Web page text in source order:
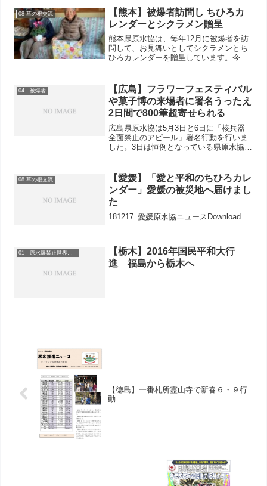
われました。この展示会は、医師で原水
爆禁止世界大会に何度も...
08 草の根交流
【熊本】被爆者訪問し ちひろカ
レンダーとシクラメン贈呈
熊本県原水協は、毎年12月に被爆者を訪
問して、お見舞いとしてシクラメンとち
ひろカレンダーを贈呈しています。今年
ちひろカレンダーとシクラメンを届けま
した。天草市の...
04 被爆者
【広島】フラワーフェスティバル
や菓子博の来場者に署名うったえ
2日間で800筆超寄せられる
広島県原水協は5月3日と6日に「核兵器
全面禁止のアピール」署名行動を行いま
した。3日は恒例となっている県原水協・
せられました。2013ひろしまフラワーフ
ェスティバ...
08 草の根交流
【愛媛】「愛と平和のちひろカレ
ンダー」愛媛の被災地へ届けまし
た
181217_愛媛原水協ニュースDownload
01 原水爆禁止世界大会
【栃木】2016年国民平和大行
進 福島から栃木へ
【徳島】一番札所霊山寺で新春６・９行
動